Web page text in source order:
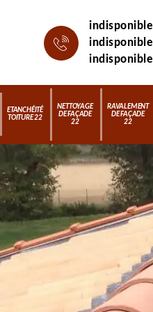
indisponible
indisponible
indisponible
ETANCHÉITÉ
TOITURE 22
NETTOYAGE
DE FAÇADE
22
RAVALEMENT
DE FAÇADE
22